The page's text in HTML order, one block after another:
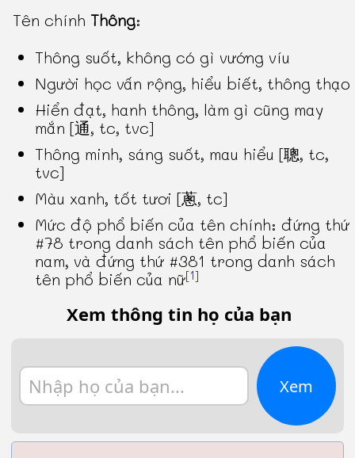
Tên chính Thông:
Thông suốt, không có gì vướng víu
Người học vấn rộng, hiểu biết, thông thạo
Hiển đạt, hanh thông, làm gì cũng may
mắn [通, tc, tvc]
Thông minh, sáng suốt, mau hiểu [聰, tc,
tvc]
Màu xanh, tốt tươi [蔥, tc]
Mức độ phổ biến của tên chính: đứng thứ
#78 trong danh sách tên phổ biến của
nam, và đứng thứ #381 trong danh sách
tên phổ biến của nữ[1]
Xem thông tin họ của bạn
Xem